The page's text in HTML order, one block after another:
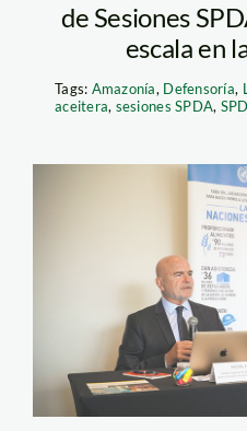
de Sesiones
escala en
Tags: Amazonía, Defensoría,
aceitera, sesiones SPDA,